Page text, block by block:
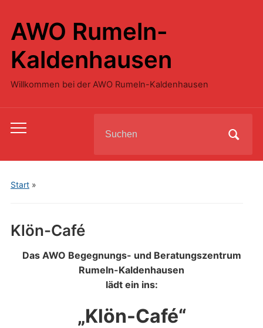
AWO Rumeln-
Kaldenhausen
Willkommen bei der AWO Rumeln-Kaldenhausen
Toggle
menu
for:
Start»
Klön-Café
Das AWO Begegnungs- und Beratungszentrum
Rumeln-Kaldenhausen
lädt ein ins:
„Klön-Café“